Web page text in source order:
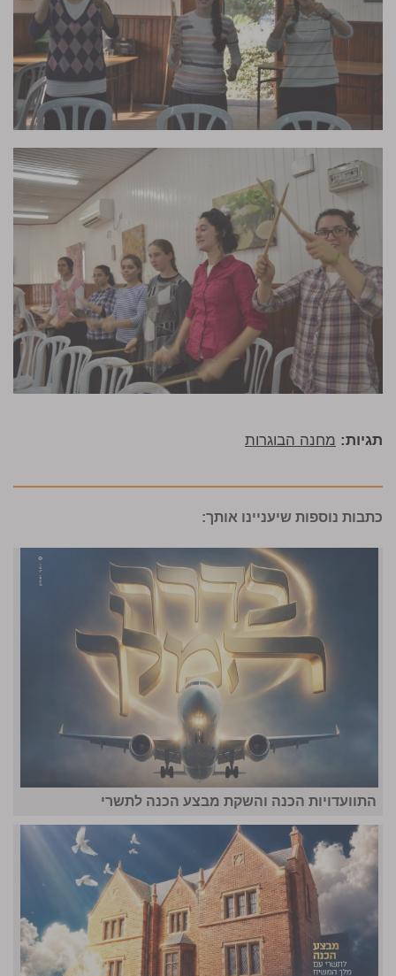
תגיות: מחנה הבוגרות
כתבות נוספות שיעניינו אותך:
התוועדויות הכנה והשקת מבצע הכנה לתשרי